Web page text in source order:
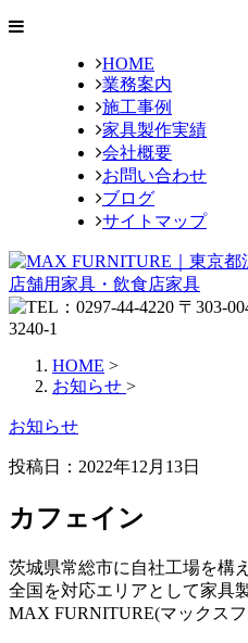
HOME
業務案内
施工事例
家具製作実績
会社概要
お問い合わせ
ブログ
サイトマップ
HOME >
お知らせ >
お知らせ
投稿日： 2022年12月13日
カフェイン
茨城県常総市に自社工場を構
全国を対応エリアとして家具
MAX FURNITURE(マックスフ